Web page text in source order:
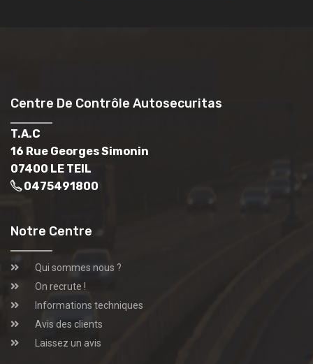
Centre De Contrôle Autosecuritas
T.A.C
16 Rue Georges Simonin
07400 LE TEIL
0475491800
Notre Centre
Qui sommes nous ?
On recrute !
Informations techniques
Avis des clients
Laissez un avis